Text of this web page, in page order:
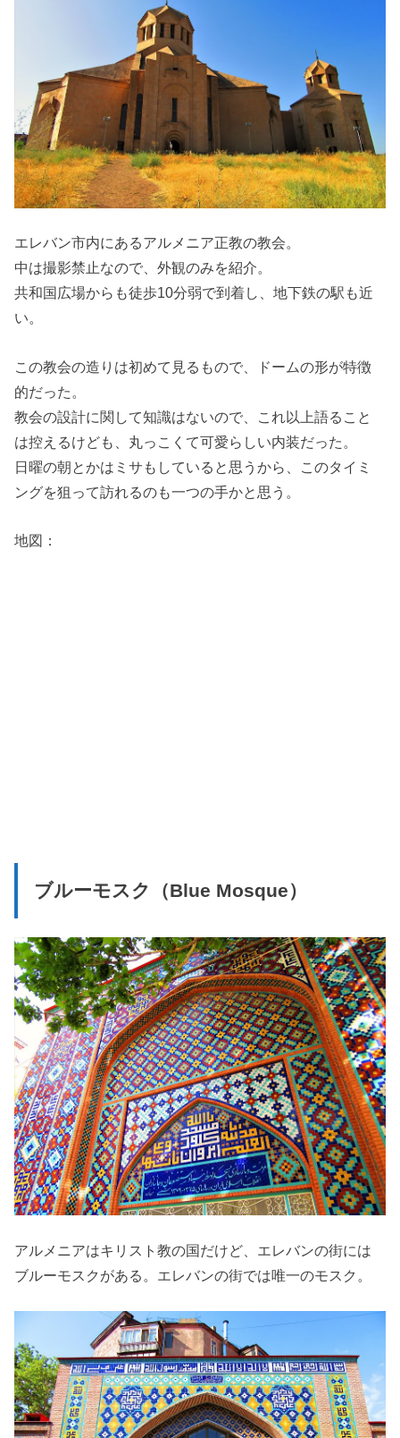
エレバン市内にあるアルメニア正教の教会。
中は撮影禁止なので、外観のみを紹介。
共和国広場からも徒歩10分弱で到着し、地下鉄の駅も近
い。
この教会の造りは初めて見るもので、ドームの形が特徴
的だった。
教会の設計に関して知識はないので、これ以上語ること
は控えるけども、丸っこくて可愛らしい内装だった。
日曜の朝とかはミサもしていると思うから、このタイミ
ングを狙って訪れるのも一つの手かと思う。
地図：
ブルーモスク（Blue Mosque）
アルメニアはキリスト教の国だけど、エレバンの街には
ブルーモスクがある。エレバンの街では唯一のモスク。